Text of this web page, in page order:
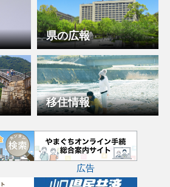
県の広報
移住情報
広告